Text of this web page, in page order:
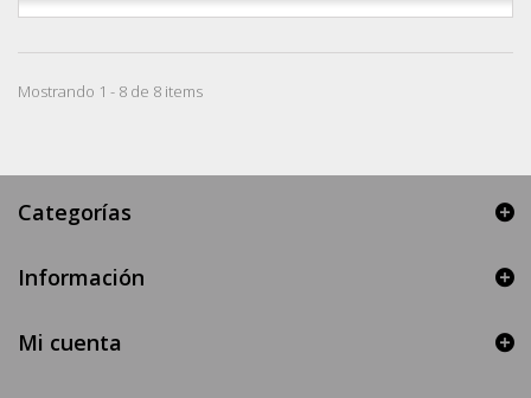
Mostrando 1 - 8 de 8 items
Categorías
Información
Mi cuenta